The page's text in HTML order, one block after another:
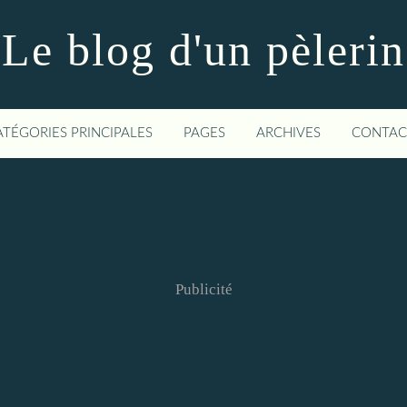
Le blog d'un pèlerin
PRINCIPALES PAGES ARCHIVES
Publicité